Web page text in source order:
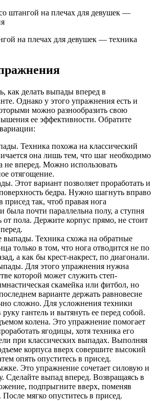
штангой на плечах для девушек —
на плечах для девушек — техника
как делать выпады вперед в
Однако у этого упражнения есть и
можно разнообразить свою
ее эффективности. Обратите
Техника похожа на классический
она лишь тем, что шаг необходимо
не вперед. Можно использовать
отягощение.
Этот вариант позволяет проработать и
бедра. Нужно шагнуть вправо
присед так, чтоб правая нога
была почти параллельна полу, а ступня
от пола. Держите корпус прямо, не стоит
выпады. Техника схожа на обратные
только в том, что нога отводится не по
а как бы крест-накрест, по диагонали.
Для этого упражнения нужна
которой может служить степ-
скамейка или фитбол, но
варианте держать равновесие
сложно. Для усложнения техники
гантель и вытянуть ее перед собой.
колена. Это упражнение помогает
ягодицы, хотя техника его
при классических выпадах. Выполняя
корпуса вверх совершите высокий
опять опуститесь в присед.
Это упражнение сочетает силовую и
Сделайте выпад вперед. Возвращаясь в
подпрыгните вверх, поменяв
мягко опуститесь в присед.